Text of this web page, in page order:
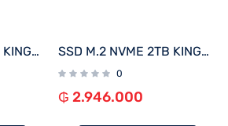
SSD M.2 NVME 4TB KINGSTON SNV3S/4000G 6000/5000MB/S PCIE 4.0 SSD M.2 NVME 2TB KINGSTON SNV3S/2000G 6000/5000MB/S PCIE 4.0
0
₲ 2.946.000